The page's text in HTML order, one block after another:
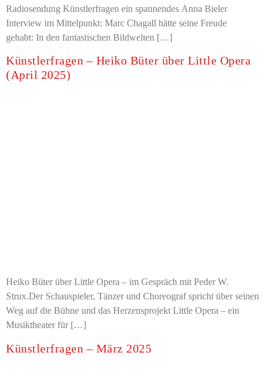
Radiosendung Künstlerfragen ein spannendes Anna Bieler
Interview im Mittelpunkt: Marc Chagall hätte seine Freude
gehabt: In den fantastischen Bildwelten […]
Künstlerfragen – Heiko Büter über Little Opera
(April 2025)
Heiko Büter über Little Opera – im Gespräch mit Peder W.
Strux.Der Schauspieler, Tänzer und Choreograf spricht über seinen
Weg auf die Bühne und das Herzensprojekt Little Opera – ein
Musiktheater für […]
Künstlerfragen – März 2025